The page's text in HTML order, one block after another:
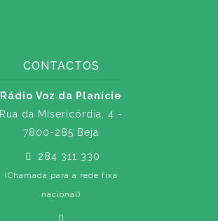
CONTACTOS
Rádio Voz da Planície
Rua da Misericórdia, 4 -
7800-285 Beja
284 311 330
(Chamada para a rede fixa
nacional)